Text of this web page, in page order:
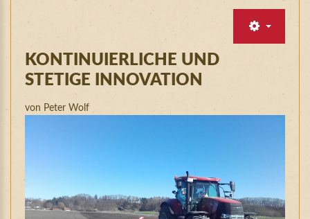
KONTINUIERLICHE UND
STETIGE
INNOVATION
von Peter Wolf
with